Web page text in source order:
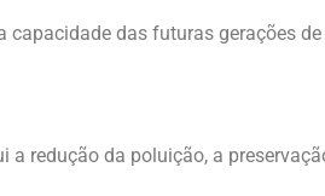
das futuras gerações
a redução da poluição, a